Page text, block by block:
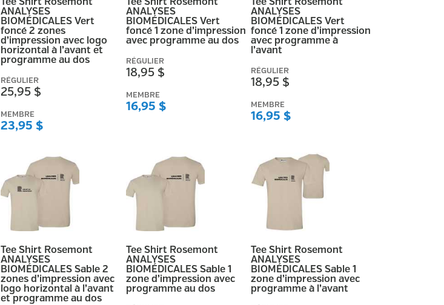
Tee Shirt Rosemont
ANALYSES
BIOMÉDICALES Vert
foncé 2 zones
d’impression avec logo
horizontal à l’avant et
programme au dos
RÉGULIER
25,95 $
MEMBRE
23,95 $
Tee Shirt Rosemont
ANALYSES
BIOMÉDICALES Vert
foncé 1 zone d’impression
avec programme au dos
RÉGULIER
18,95 $
MEMBRE
16,95 $
Tee Shirt Rosemont
ANALYSES
BIOMÉDICALES Vert
foncé 1 zone d’impression
avec programme à
l’avant
RÉGULIER
18,95 $
MEMBRE
16,95 $
Tee Shirt Rosemont
ANALYSES
BIOMÉDICALES Sable 2
zones d’impression avec
logo horizontal à l’avant
et programme au dos
Tee Shirt Rosemont
ANALYSES
BIOMÉDICALES Sable 1
zone d’impression avec
programme au dos
Tee Shirt Rosemont
ANALYSES
BIOMÉDICALES Sable 1
zone d’impression avec
programme à l’avant